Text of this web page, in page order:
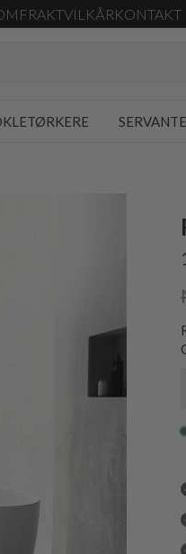
FRAKTVILKÅRKONTAKT